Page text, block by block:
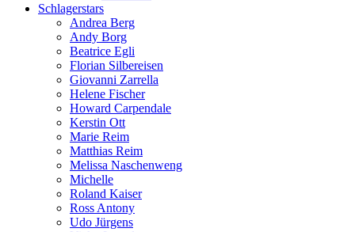
Schlagerstars
Andrea Berg
Andy Borg
Beatrice Egli
Florian Silbereisen
Giovanni Zarrella
Helene Fischer
Howard Carpendale
Kerstin Ott
Marie Reim
Matthias Reim
Melissa Naschenweng
Michelle
Roland Kaiser
Ross Antony
Udo Jürgens